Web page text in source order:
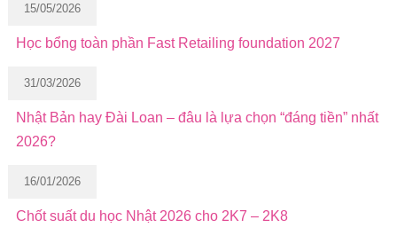
15/05/2026
Học bổng toàn phần Fast Retailing foundation 2027
31/03/2026
Nhật Bản hay Đài Loan – đâu là lựa chọn “đáng tiền” nhất
2026?
16/01/2026
Chốt suất du học Nhật 2026 cho 2K7 – 2K8